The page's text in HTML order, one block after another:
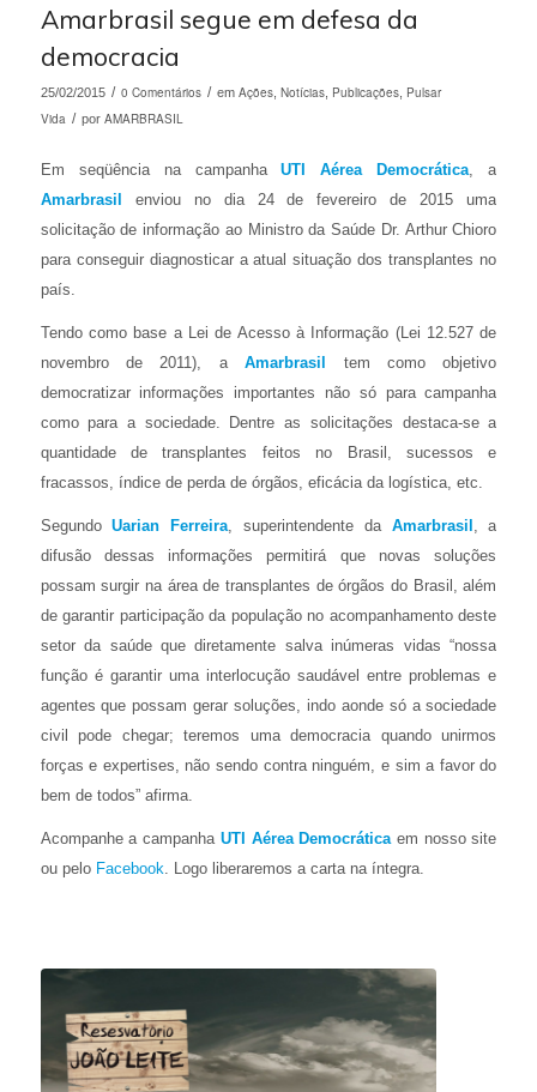
Amarbrasil segue em defesa da
democracia
25/02/2015 / 0 Comentários / em Ações, Notícias, Publicações, Pulsar
Vida / por AMARBRASIL
Em seqüência na campanhaUTI Aérea Democrática , a
Amarbrasil
enviou no dia 24 de fevereiro de 2015 uma
solicitação de informação ao Ministro da Saúde Dr. Arthur Chioro
para conseguir diagnosticar a atual situação dos transplantes no
país.
Tendo como base a Lei de Acesso à Informação (Lei 12.527 de
novembro de 2011), aAmarbrasil
tem como objetivo
democratizar informações importantes não só para campanha
como para a sociedade. Dentre as solicitações destaca-se a
quantidade de transplantes feitos no Brasil, sucessos e
fracassos, índice de perda de órgãos, eficácia da logística, etc.
SegundoUarian Ferreira , superintendente da Amarbrasil
, a
difusão dessas informações permitirá que novas soluções
possam surgir na área de transplantes de órgãos do Brasil, além
de garantir participação da população no acompanhamento deste
setor da saúde que diretamente salva inúmeras vidas “nossa
função é garantir uma interlocução saudável entre problemas e
agentes que possam gerar soluções, indo aonde só a sociedade
civil pode chegar; teremos uma democracia quando unirmos
forças e expertises, não sendo contra ninguém, e sim a favor do
bem de todos” afirma.
Acompanhe a campanha UTI Aérea Democráticaem nosso site
ou pelo Facebook. Logo liberaremos a carta na íntegra.